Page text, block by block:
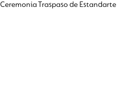
Ceremonia Traspaso de Estandarte